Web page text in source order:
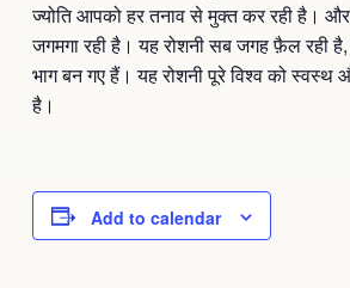
ज्योति आपको हर तनाव से मुक्त कर रही है।
जगमगा रही है। यह रोशनी सब जगह फ़ैल रही
भाग बन गए हैं। यह रोशनी पूरे विश्व को स्वस्थ
है।
Add to calendar